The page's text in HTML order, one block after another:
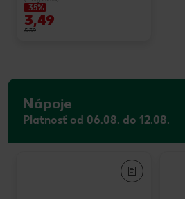
-35%
3,49
5,39
Nápoje
Platnosť od 06.08. do 12.08.